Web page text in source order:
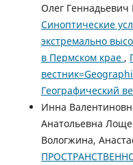
Олег Геннадьевич
Синоптические
экстремально
в Пермском крае ,
Географический
Инна
Анатольевна
Вологжина,